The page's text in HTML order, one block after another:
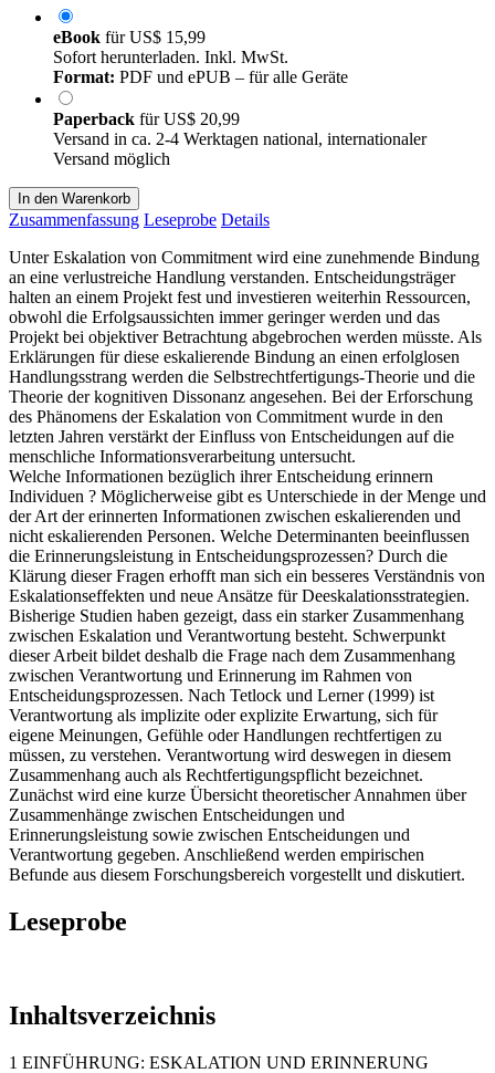
eBook fürUS$ 15,99
Sofort herunterladen. Inkl. MwSt.
Format: PDF und ePUB – für alle Geräte
Paperback fürUS$ 20,99
Versand in ca. 2-4 Werktagen national, internationaler
Versand möglich
In den Warenkorb
Zusammenfassung Leseprobe Details
Unter Eskalation von Commitment wird eine zunehmende Bindung
an eine verlustreiche Handlung verstanden. Entscheidungsträger
halten an einem Projekt fest und investieren weiterhin Ressourcen,
obwohl die Erfolgsaussichten immer geringer werden und das
Projekt bei objektiver Betrachtung abgebrochen werden müsste. Als
Erklärungen für diese eskalierende Bindung an einen erfolglosen
Handlungsstrang werden die Selbstrechtfertigungs-Theorie und die
Theorie der kognitiven Dissonanz angesehen. Bei der Erforschung
des Phänomens der Eskalation von Commitment wurde in den
letzten Jahren verstärkt der Einfluss von Entscheidungen auf die
menschliche Informationsverarbeitung untersucht.
Welche Informationen bezüglich ihrer Entscheidung erinnern
Individuen ? Möglicherweise gibt es Unterschiede in der Menge und
der Art der erinnerten Informationen zwischen eskalierenden und
nicht eskalierenden Personen. Welche Determinanten beeinflussen
die Erinnerungsleistung in Entscheidungsprozessen? Durch die
Klärung dieser Fragen erhofft man sich ein besseres Verständnis von
Eskalationseffekten und neue Ansätze für Deeskalationsstrategien.
Bisherige Studien haben gezeigt, dass ein starker Zusammenhang
zwischen Eskalation und Verantwortung besteht. Schwerpunkt
dieser Arbeit bildet deshalb die Frage nach dem Zusammenhang
zwischen Verantwortung und Erinnerung im Rahmen von
Entscheidungsprozessen. Nach Tetlock und Lerner (1999) ist
Verantwortung als implizite oder explizite Erwartung, sich für
eigene Meinungen, Gefühle oder Handlungen rechtfertigen zu
müssen, zu verstehen. Verantwortung wird deswegen in diesem
Zusammenhang auch als Rechtfertigungspflicht bezeichnet.
Zunächst wird eine kurze Übersicht theoretischer Annahmen über
Zusammenhänge zwischen Entscheidungen und
Erinnerungsleistung sowie zwischen Entscheidungen und
Verantwortung gegeben. Anschließend werden empirischen
Befunde aus diesem Forschungsbereich vorgestellt und diskutiert.
Leseprobe
Inhaltsverzeichnis
1 EINFÜHRUNG: ESKALATION UND ERINNERUNG